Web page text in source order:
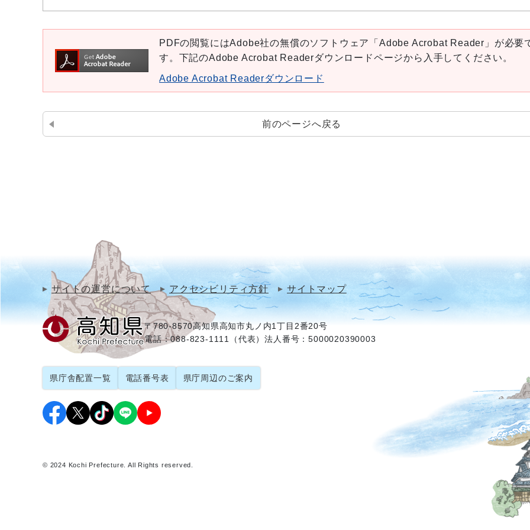
PDFの閲覧にはAdobe社の無償のソフトウェア「Adobe Acrobat Reader」が必要
す。下記のAdobe Acrobat Readerダウンロードページから入手してください。
Adobe Acrobat Readerダウンロード
前のページへ戻る
サイトの運営について アクセシビリティ方針 サイトマップ
〒780-8570高知県高知市丸ノ内1丁目2番20号
電話：088-823-1111（代表）法人番号：5000020390003
県庁舎配置一覧 電話番号表 県庁周辺のご案内
© 2024 Kochi Prefecture. All Rights reserved.